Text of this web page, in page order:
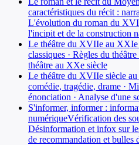
caractéristiques du récit :
L'évolution du roman du
l'incipit et de la construction
Le théâtre du XVIIe au XXIe
classiques · Règles du
théâtre au XXe siècle
Le théâtre du XVIIe siècle
comédie, tragédie, drame ·
énonciation · Analyse d'une
S'informer, informer :
numériqueVérification des
Désinformation et infox sur
de recommandation et bulles